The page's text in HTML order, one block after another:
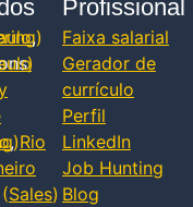
)
)
)
Sales)
,
,Rio
Profissional
Faixa salarial
Gerador de
currículo
Perfil
LinkedIn
Job Hunting
Blog